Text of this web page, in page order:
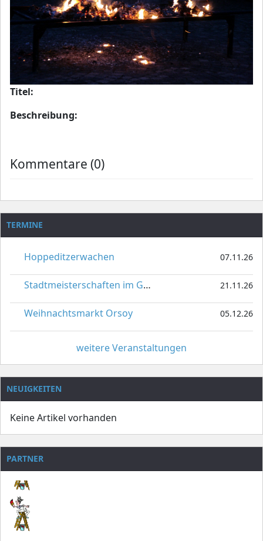
Titel:
Beschreibung:
Kommentare (0)
TERMINE
Hoppeditzerwachen 07.11.26
Stadtmeisterschaften im Gardetanz 21.11.26
Weihnachtsmarkt Orsoy 05.12.26
weitere Veranstaltungen
NEUIGKEITEN
Keine Artikel vorhanden
PARTNER